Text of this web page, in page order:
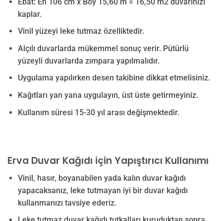
kaplar.
Vinil yüzeyi leke tutmaz özelliktedir.
Alçılı duvarlarda mükemmel sonuç verir. Pütürlü
yüzeyli duvarlarda zımpara yapılmalıdır.
Uygulama yapılırken desen takibine dikkat etmelisiniz.
Kağıtları yan yana uygulayın, üst üste getirmeyiniz.
Kullanım süresi 15-30 yıl arası değişmektedir.
Erva Duvar Kağıdı için Yapıştırıcı Kullanımı
Vinil, hasır, boyanabilen yada kalın duvar kağıdı
yapacaksanız, leke tutmayan iyi bir duvar kağıdı
kullanmanızı tavsiye ederiz.